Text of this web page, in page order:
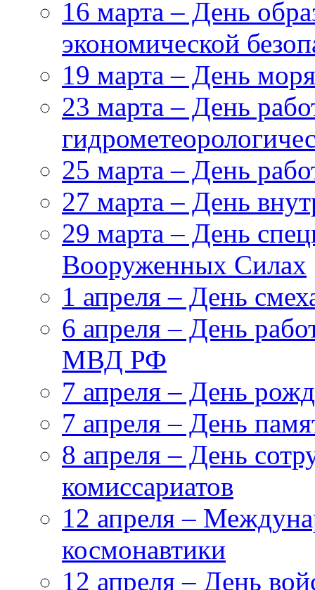
16 марта – День
экономической
19 марта – День
23 марта – День
25 марта – День
27 марта – День
29 марта – День
Вооруженных Силах
1 апреля – День
6 апреля – День
МВД РФ
7 апреля – День
7 апреля – День
8 апреля – День
комиссариатов
12 апреля –
космонавтики
12 апреля – День